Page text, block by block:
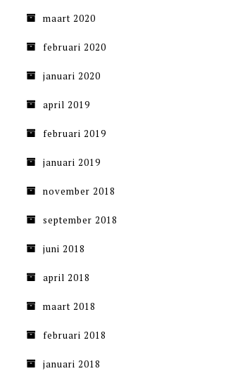
maart 2020
februari 2020
januari 2020
april 2019
februari 2019
januari 2019
november 2018
september 2018
juni 2018
april 2018
maart 2018
februari 2018
januari 2018